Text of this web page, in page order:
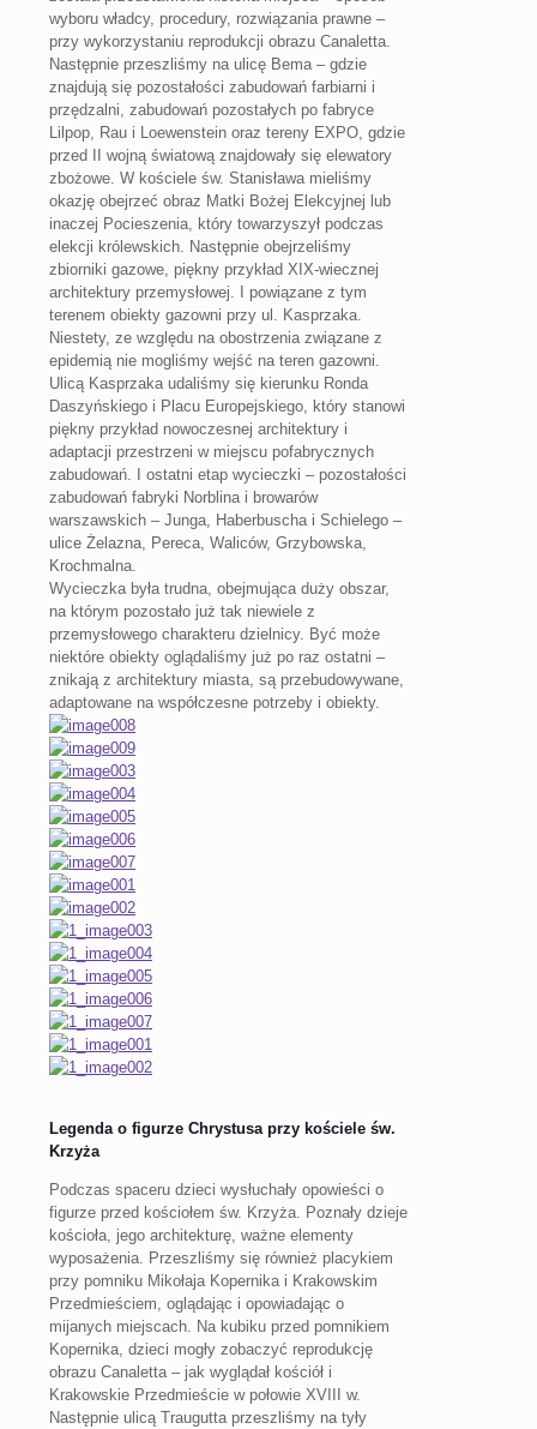
wyboru władcy, procedury, rozwiązania prawne –
przy wykorzystaniu reprodukcji obrazu Canaletta.
Następnie przeszliśmy na ulicę Bema – gdzie
znajdują się pozostałości zabudowań farbiarni i
przędzalni, zabudowań pozostałych po fabryce
Lilpop, Rau i Loewenstein oraz tereny EXPO, gdzie
przed II wojną światową znajdowały się elewatory
zbożowe. W kościele św. Stanisława mieliśmy
okazję obejrzeć obraz Matki Bożej Elekcyjnej lub
inaczej Pocieszenia, który towarzyszył podczas
elekcji królewskich. Następnie obejrzeliśmy
zbiorniki gazowe, piękny przykład XIX-wiecznej
architektury przemysłowej. I powiązane z tym
terenem obiekty gazowni przy ul. Kasprzaka.
Niestety, ze względu na obostrzenia związane z
epidemią nie mogliśmy wejść na teren gazowni.
Ulicą Kasprzaka udaliśmy się kierunku Ronda
Daszyńskiego i Placu Europejskiego, który stanowi
piękny przykład nowoczesnej architektury i
adaptacji przestrzeni w miejscu pofabrycznych
zabudowań. I ostatni etap wycieczki – pozostałości
zabudowań fabryki Norblina i browarów
warszawskich – Junga, Haberbuscha i Schielego –
ulice Żelazna, Pereca, Waliców, Grzybowska,
Krochmalna.
Wycieczka była trudna, obejmująca duży obszar,
na którym pozostało już tak niewiele z
przemysłowego charakteru dzielnicy. Być może
niektóre obiekty oglądaliśmy już po raz ostatni –
znikają z architektury miasta, są przebudowywane,
adaptowane na współczesne potrzeby i obiekty.
Legenda o figurze Chrystusa przy kościele św.
Krzyża
Podczas spaceru dzieci wysłuchały opowieści o
figurze przed kościołem św. Krzyża. Poznały dzieje
kościoła, jego architekturę, ważne elementy
wyposażenia. Przeszliśmy się również placykiem
przy pomniku Mikołaja Kopernika i Krakowskim
Przedmieściem, oglądając i opowiadając o
mijanych miejscach. Na kubiku przed pomnikiem
Kopernika, dzieci mogły zobaczyć reprodukcję
obrazu Canaletta – jak wyglądał kościół i
Krakowskie Przedmieście w połowie XVIII w.
Następnie ulicą Traugutta przeszliśmy na tyły